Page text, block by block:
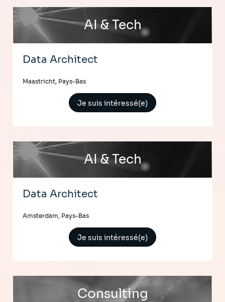
AI & Tech
Data Architect
Maastricht, Pays-Bas
Je suis intéressé(e)
AI & Tech
Data Architect
Amsterdam, Pays-Bas
Je suis intéressé(e)
Consulting